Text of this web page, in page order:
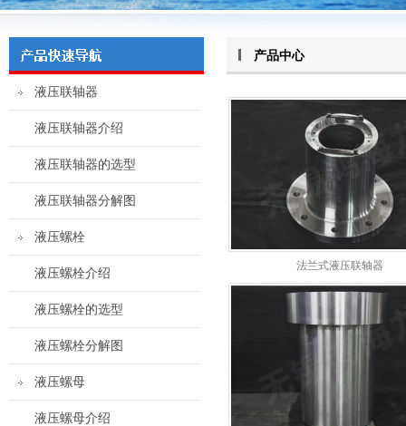
液压联轴器
液压联轴器介绍
液压联轴器的选型
液压联轴器分解图
液压螺栓
液压螺栓介绍
液压螺栓的选型
液压螺栓分解图
液压螺母
液压螺母介绍
产品中心
法兰式液压联轴器